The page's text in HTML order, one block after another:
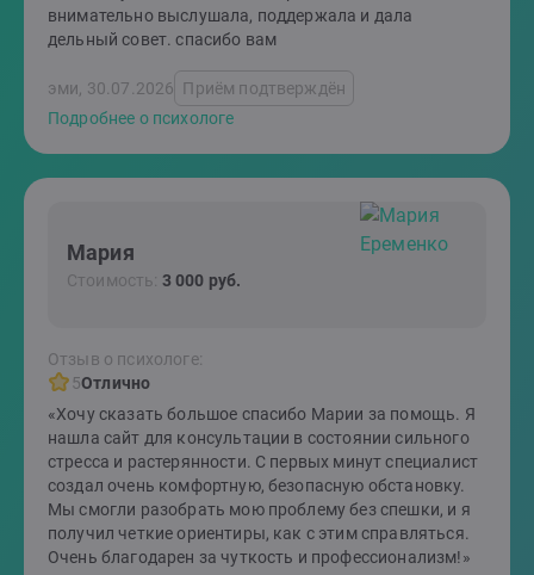
внимательно выслушала, поддержала и дала
дельный совет. спасибо вам
эми, 30.07.2026 Приём подтверждён
Подробнее о психологе
Мария
Стоимость: 3 000 руб.
Отзыв о психологе:
5Отлично
«Хочу сказать большое спасибо Марии за помощь. Я
нашла сайт для консультации в состоянии сильного
стресса и растерянности. С первых минут специалист
создал очень комфортную, безопасную обстановку.
Мы смогли разобрать мою проблему без спешки, и я
получил четкие ориентиры, как с этим справляться.
Очень благодарен за чуткость и профессионализм!»